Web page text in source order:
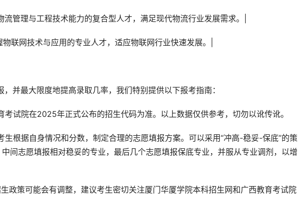
管理与工程技术能力的复合型人才，满足现代物流行业发展需求。|
联网技术与应用的专业人才，适应物联网行业快速发展。|
并最大限度地提高录取几率，我们特别提供以下报考指南：
考试院在2025年正式公布的招生代码为准。以上数据仅供参考，切勿以讹传讹。
生根据自身情况和分数，制定合理的志愿填报方案。可以采用“冲高-稳妥-保底”的策
间志愿填报相对稳妥的专业，最后几个志愿填报保底专业，并服从专业调剂，以增
政策可能会有调整，建议考生密切关注厦门华厦学院本科招生网和广西教育考试院